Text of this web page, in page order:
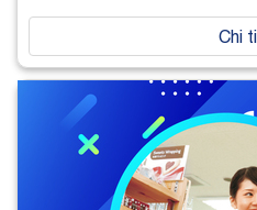
Chi